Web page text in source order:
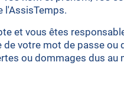
l'AssisTemps.
et vous êtes
votre mot de passe
ou dommages dus